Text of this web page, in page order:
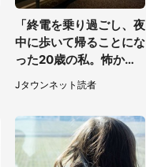
「終電を乗り過ごし、夜
中に歩いて帰ることにな
った20歳の私。怖かっ
たけど、信号待ちの車に
道を尋ねたら...」（埼玉
Jタウンネット読者